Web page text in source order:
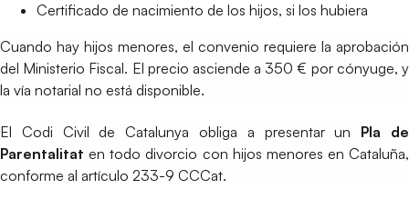
Certificado de nacimiento de los hijos, si los hubiera
Cuando hay hijos menores, el convenio requiere la aprobación
del Ministerio Fiscal. El precio asciende a 350 € por cónyuge, y
la vía notarial no está disponible.
El Codi Civil de Catalunya obliga a presentar un Pla de
Parentalitat en todo divorcio con hijos menores en Cataluña,
conforme al artículo 233-9 CCCat.